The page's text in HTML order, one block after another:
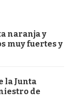
naranja y
muy fuertes y
la Junta
de